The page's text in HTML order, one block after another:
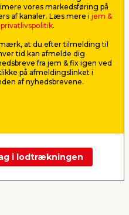
porte
USB-A
port.
Lev. omk.
Næste
vores markedsføring på
af kanaler. Læs mere i jem &
.
at du efter tilmelding til
tid kan afmelde dig
fra jem & fix igen ved
på afmeldingslinket i
af nyhedsbrevene.
i lodtrækningen